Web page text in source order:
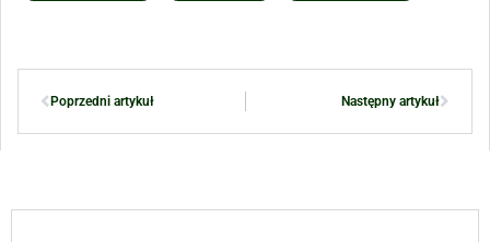
Poprzedni artykuł Następny artykuł